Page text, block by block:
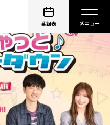
番組表